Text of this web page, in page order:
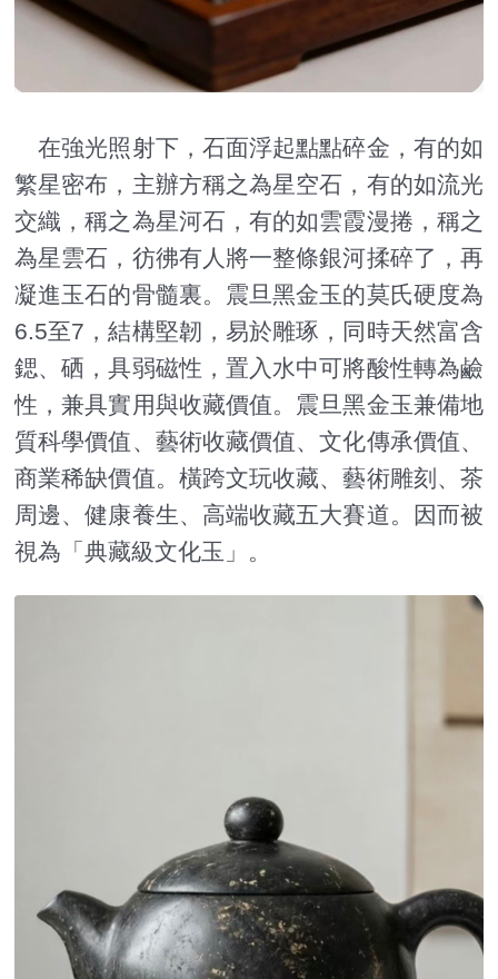
在強光照射下，石面浮起點點碎金，有的如
繁星密布，主辦方稱之為星空石，有的如流光
交織，稱之為星河石，有的如雲霞漫捲，稱之
為星雲石，彷彿有人將一整條銀河揉碎了，再
凝進玉石的骨髓裏。震旦黑金玉的莫氏硬度為
6.5至7，結構堅韌，易於雕琢，同時天然富含
鍶、硒，具弱磁性，置入水中可將酸性轉為鹼
性，兼具實用與收藏價值。震旦黑金玉兼備地
質科學價值、藝術收藏價值、文化傳承價值、
商業稀缺價值。橫跨文玩收藏、藝術雕刻、茶
周邊、健康養生、高端收藏五大賽道。因而被
視為「典藏級文化玉」。